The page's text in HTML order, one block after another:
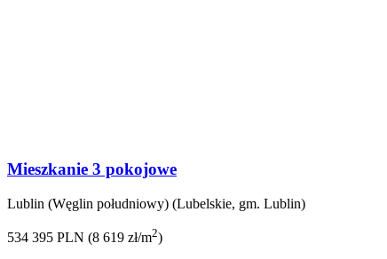
Mieszkanie 3 pokojowe
Lublin (Węglin południowy) (Lubelskie, gm. Lublin)
534 395 PLN (8 619 zł/m2)